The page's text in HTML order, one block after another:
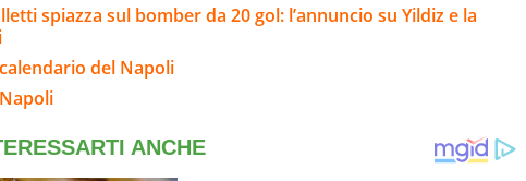
spiazza sul bomber da 20 gol: l’annuncio su Yildiz e la
del Napoli